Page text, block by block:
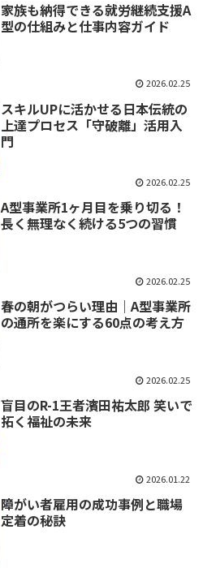
家族も納得できる就労継続支援A
型の仕組みと仕事内容ガイド
2026.02.25
スキルUPに活かせる日本伝統の
上達プロセス「守破離」活用入
門
2026.02.25
A型事業所1ヶ月目を乗り切る！
長く無理なく続ける5つの習慣
2026.02.25
春の朝がつらい理由｜A型事業所
の通所を楽にする60点の考え方
2026.02.25
盲目のR-1王者濱田祐太郎 笑いで
拓く福祉の未来
2026.01.22
障がい者雇用の成功事例と職場
定着の秘訣